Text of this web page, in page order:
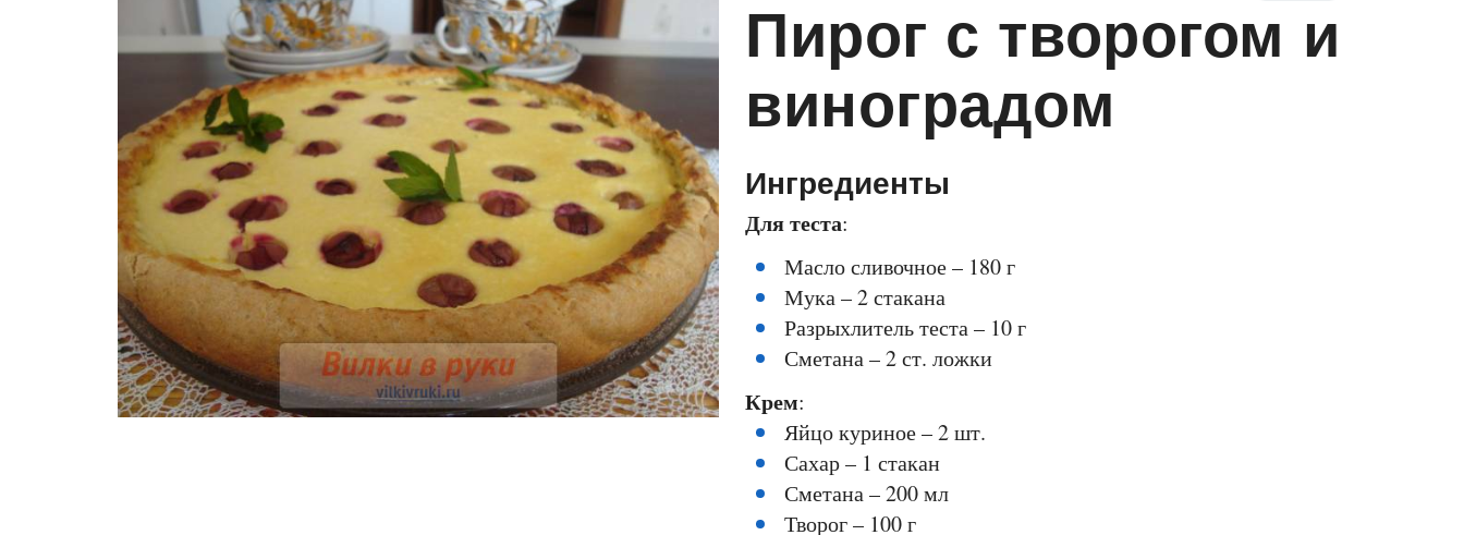
Пирог с творогом и
виноградом
Ингредиенты
Для теста:
Масло сливочное – 180 г
Мука – 2 стакана
Разрыхлитель теста – 10 г
Сметана – 2 ст. ложки
Крем:
Яйцо куриное – 2 шт.
Сахар – 1 стакан
Сметана – 200 мл
Творог – 100 г